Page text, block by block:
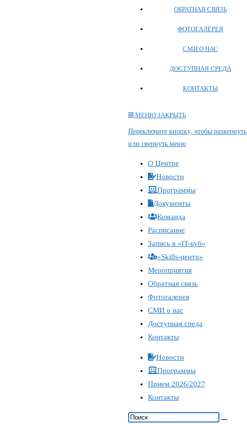
ОБРАТНАЯ СВЯЗЬ
ФОТОГАЛЕРЕЯ
СМИ О НАС
ДОСТУПНАЯ СРЕДА
КОНТАКТЫ
МЕНЮ ЗАКРЫТЬ
Переключите кнопку, чтобы развернуть
или свернуть меню
О Центре
Новости
Программы
Документы
Команда
Расписание
Запись в «IT-куб»
«Skills-центр»
Мероприятия
Обратная связь
Фотогалерея
СМИ о нас
Доступная среда
Контакты
Новости
Программы
Прием 2026/2027
Контакты